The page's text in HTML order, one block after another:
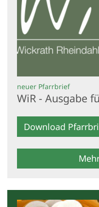
neuer Pfarrbrief:
WiR - Ausgabe
Download